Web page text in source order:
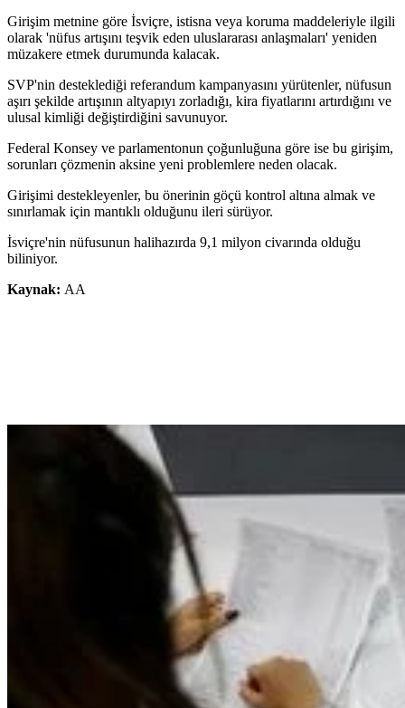
Girişim metnine göre İsviçre, istisna veya koruma maddeleriyle ilgili
olarak 'nüfus artışını teşvik eden uluslararası anlaşmaları' yeniden
müzakere etmek durumunda kalacak.
SVP'nin desteklediği referandum kampanyasını yürütenler, nüfusun
aşırı şekilde artışının altyapıyı zorladığı, kira fiyatlarını artırdığını ve
ulusal kimliği değiştirdiğini savunuyor.
Federal Konsey ve parlamentonun çoğunluğuna göre ise bu girişim,
sorunları çözmenin aksine yeni problemlere neden olacak.
Girişimi destekleyenler, bu önerinin göçü kontrol altına almak ve
sınırlamak için mantıklı olduğunu ileri sürüyor.
İsviçre'nin nüfusunun halihazırda 9,1 milyon civarında olduğu
biliniyor.
Kaynak: AA